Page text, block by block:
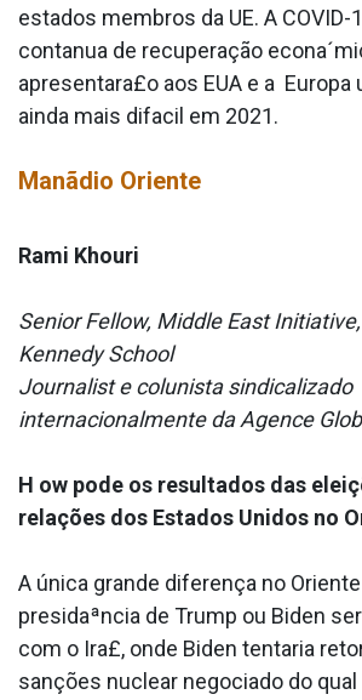
estados membros da UE. A COVID-
conta­nua de recuperação
apresentara£o aos EUA e a Europa
ainda mais difa­cil em 2021.
Manãdio Oriente
Rami Khouri
Senior Fellow, Middle East
Kennedy School
Journalist e colunista sindicalizado
internacionalmente da Agence
H ow pode os resultados das
relações dos Estados Unidos no
A única grande diferença no
presidaªncia de Trump ou Biden
com o Ira£, onde Biden tentaria
sanções nuclear negociado do